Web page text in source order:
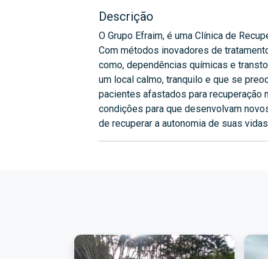
Descrição
O Grupo Efraim, é uma Clínica de
Com métodos inovadores de
como, dependências químicas e
um local calmo, tranquilo e que se
pacientes afastados para recuperação
condições para que desenvolvam
de recuperar a autonomia de suas